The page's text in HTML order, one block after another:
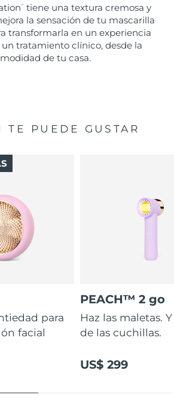
™
tiene una textura cremosa y
la sensación de tu mascarilla
transformarla en un experiencia
tratamiento clínico, desde la
de tu casa.
TE PUEDE GUSTAR
para
facial
PEACH™ 2 go
Haz las maletas.
de las cuchillas.
US$ 299